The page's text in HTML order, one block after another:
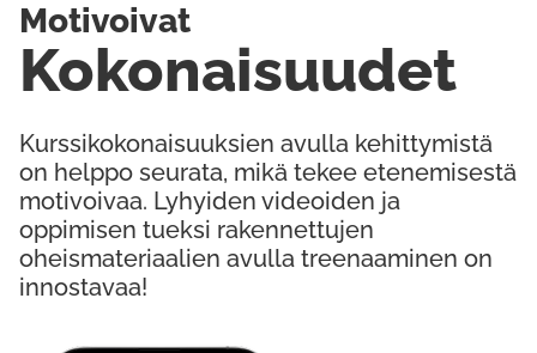
Kurssikokonaisuuksien avulla kehittymistä
on helppo seurata, mikä tekee etenemisestä
motivoivaa. Lyhyiden videoiden ja
oppimisen tueksi rakennettujen
oheismateriaalien avulla treenaaminen on
innostavaa!
Kokonaisuudet
Motivoivat